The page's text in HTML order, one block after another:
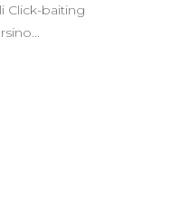
Click-baiting